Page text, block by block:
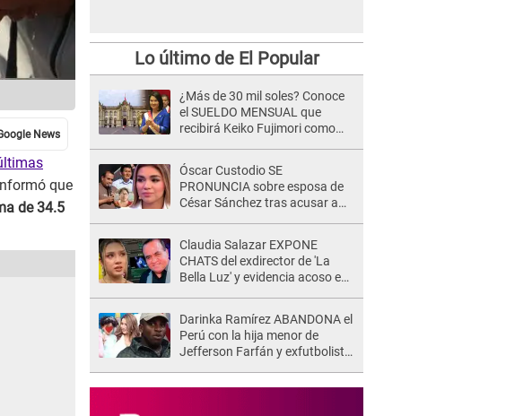
que
de 34.5
Lo último de El Popular
¿Más de 30 mil soles? Conoce
el SUELDO MENSUAL que
recibirá Keiko Fujimori como
Óscar Custodio SE
PRONUNCIA sobre esposa de
César Sánchez tras acusar a
de la justicia"
Claudia Salazar EXPONE
CHATS del exdirector de 'La
Bella Luz' y evidencia acoso e
Darinka Ramírez ABANDONA el
Perú con la hija menor de
Jefferson Farfán y exfutbolista